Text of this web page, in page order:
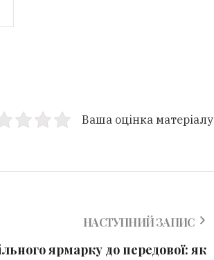
Ваша оцінка матеріалу
НАСТУПНИЙ ЗАПИС
ярмарку до передової: як